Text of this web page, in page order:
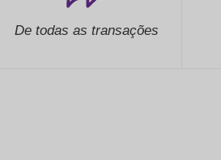
De todas as transações